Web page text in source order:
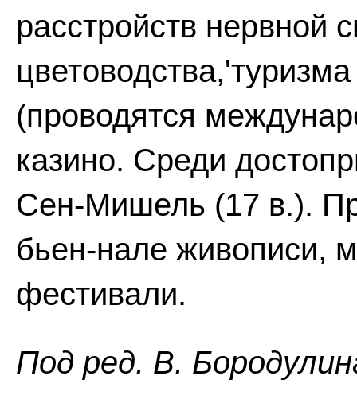
расстройств нервной
(проводятся
казино. Среди
Сен-Мишель (17 в.).
бьен-нале живописи,
фестивали.
Пoд peд. B.